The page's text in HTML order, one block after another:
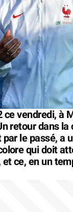
ce vendredi, à
retour dans la
le passé, a
qui doit
ce, en un